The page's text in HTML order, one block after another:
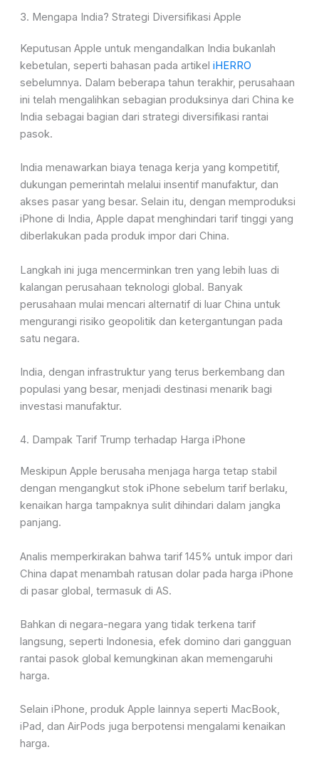
3. Mengapa India? Strategi Diversifikasi Apple
Keputusan Apple untuk mengandalkan India bukanlah
kebetulan, seperti bahasan pada artikel iHERRO
sebelumnya. Dalam beberapa tahun terakhir, perusahaan
ini telah mengalihkan sebagian produksinya dari China ke
India sebagai bagian dari strategi diversifikasi rantai
pasok.
India menawarkan biaya tenaga kerja yang kompetitif,
dukungan pemerintah melalui insentif manufaktur, dan
akses pasar yang besar. Selain itu, dengan memproduksi
iPhone di India, Apple dapat menghindari tarif tinggi yang
diberlakukan pada produk impor dari China.
Langkah ini juga mencerminkan tren yang lebih luas di
kalangan perusahaan teknologi global. Banyak
perusahaan mulai mencari alternatif di luar China untuk
mengurangi risiko geopolitik dan ketergantungan pada
satu negara.
India, dengan infrastruktur yang terus berkembang dan
populasi yang besar, menjadi destinasi menarik bagi
investasi manufaktur.
4. Dampak Tarif Trump terhadap Harga iPhone
Meskipun Apple berusaha menjaga harga tetap stabil
dengan mengangkut stok iPhone sebelum tarif berlaku,
kenaikan harga tampaknya sulit dihindari dalam jangka
panjang.
Analis memperkirakan bahwa tarif 145% untuk impor dari
China dapat menambah ratusan dolar pada harga iPhone
di pasar global, termasuk di AS.
Bahkan di negara-negara yang tidak terkena tarif
langsung, seperti Indonesia, efek domino dari gangguan
rantai pasok global kemungkinan akan memengaruhi
harga.
Selain iPhone, produk Apple lainnya seperti MacBook,
iPad, dan AirPods juga berpotensi mengalami kenaikan
harga.